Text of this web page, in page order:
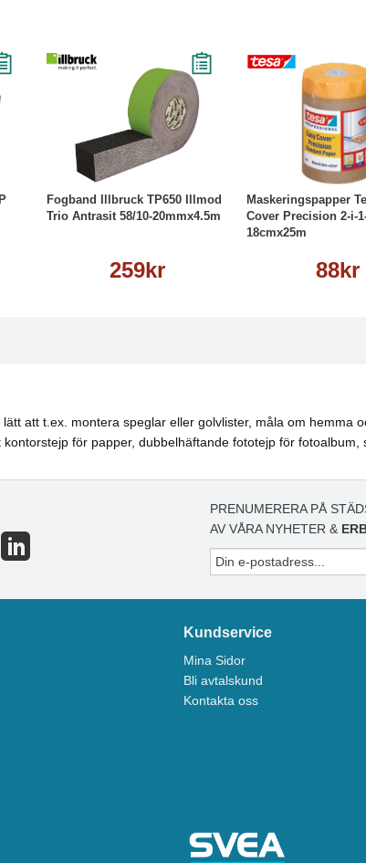
Fogband Illbruck TP650 Illmod
Trio Antrasit 58/10-20mmx4.5m
259kr
Köp Läs mer
Maskeringspapper
Cover Precision 2-i-
18cmx25m
88kr
Köp
att t.ex. montera speglar eller golvlister, måla om hemma
för papper, dubbelhäftande fototejp för fotoalbum,
PRENUMERERA PÅ
AV VÅRA NYHETER &
Kundservice
Mina Sidor
Bli avtalskund
Kontakta oss